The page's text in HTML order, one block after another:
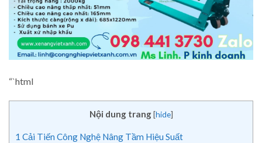
“`html
Nội dung trang [hide]
1 Cải Tiến Công Nghệ Nâng Tầm Hiệu Suất